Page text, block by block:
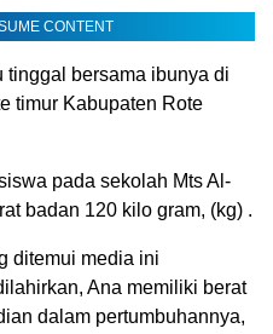
CONTENT
tinggal bersama ibunya di
timur Kabupaten Rote
pada sekolah Mts Al-
badan 120 kilo gram, (kg) .
ditemui media ini
Ana memiliki berat
dalam pertumbuhannya,